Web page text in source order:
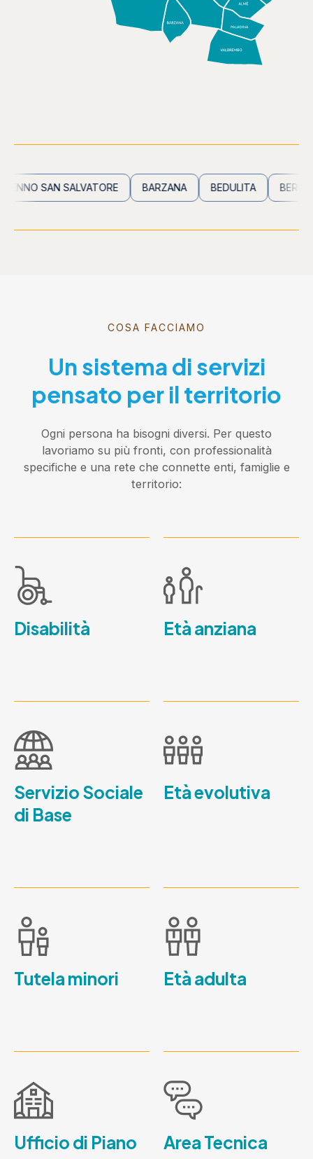
SAN SALVATORE BARZANA BEDULITA
COSA FACCIAMO
Un sistema di servizi
pensato per il territorio
Ogni persona ha bisogni diversi. Per questo
lavoriamo su più fronti, con professionalità
specifiche e una rete che connette enti, famiglie e
territorio:
Disabilità Età anziana
Servizio Sociale
di Base
Età evolutiva
Tutela minori Età adulta
Ufficio di Piano Area Tecnica